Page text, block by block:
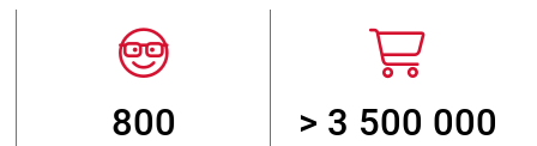
800 > 3 500 000